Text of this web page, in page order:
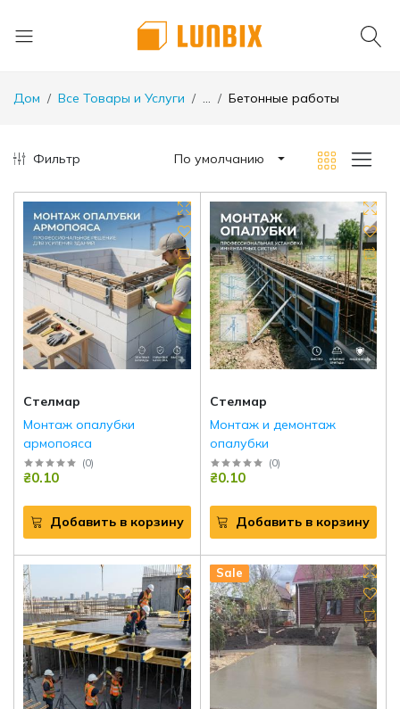
Дом Все Товары и Услуги ... Бетонные работы
Фильтр По умолчанию
Стелмар
Монтаж опалубки
армопояса
(0)
₴0.10
Добавить в корзину
Стелмар
Монтаж и демонтаж
опалубки
(0)
₴0.10
Добавить в корзину
Sale